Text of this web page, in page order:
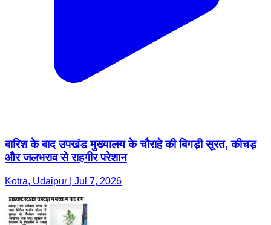
बारिश के बाद उपखंड मुख्यालय के चौराहे की बिगड़ी सूरत, कीचड़
और जलभराव से राहगीर परेशान
Kotra, Udaipur | Jul 7, 2026